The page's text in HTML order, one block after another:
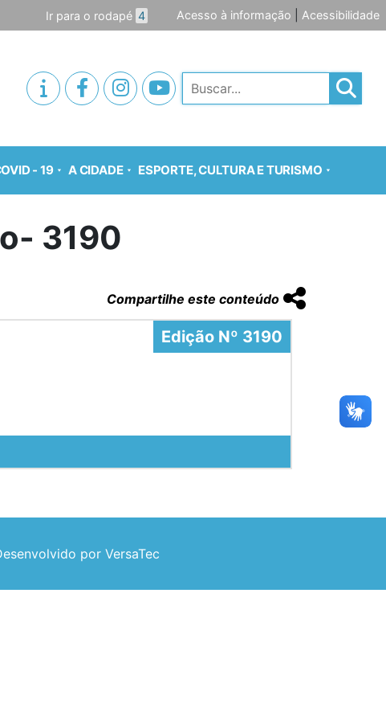
Ir para o rodapé 4 Acesso à informação Acessibilidade
Pesquisar
- 19 A CIDADE ESPORTE, CULTURA E TURISMO
3190
Compartilhe este conteúdo
Edição Nº 3190
por VersaTec